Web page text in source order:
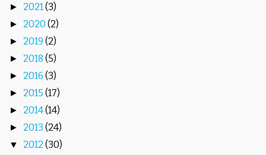
► 2021(3)
► 2020 (2)
► 2019 (2)
► 2018 (5)
► 2016 (3)
► 2015 (17)
► 2014(14)
► 2013 (24)
▼ 2012 (30)